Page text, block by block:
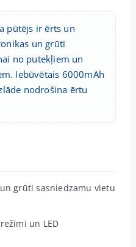
pūtējs ir ērts un
un grūti
no putekļiem un
Iebūvētais 6000mAh
nodrošina ērtu
grūti sasniedzamu vietu
un LED